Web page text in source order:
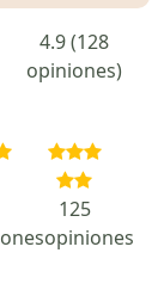
4.9 (128
opiniones)
125
opiniones